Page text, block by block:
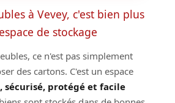
à Vevey, c'est bien plus
de stockage
ce n'est pas simplement
des cartons. C'est un espace
sécurisé, protégé et facile